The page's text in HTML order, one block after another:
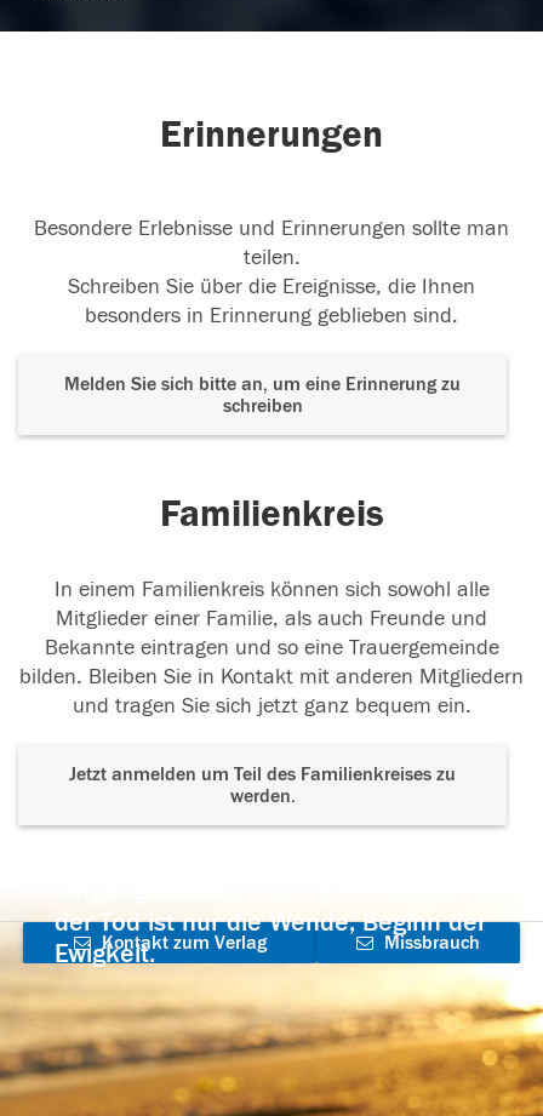
Erinnerungen
Besondere Erlebnisse und Erinnerungen sollte man
teilen.
Schreiben Sie über die Ereignisse, die Ihnen
besonders in Erinnerung geblieben sind.
Melden Sie sich bitte an, um eine Erinnerung zu
schreiben
Familienkreis
In einem Familienkreis können sich sowohl alle
Mitglieder einer Familie, als auch Freunde und
Bekannte eintragen und so eine Trauergemeinde
bilden. Bleiben Sie in Kontakt mit anderen Mitgliedern
und tragen Sie sich jetzt ganz bequem ein.
Jetzt anmelden um Teil des Familienkreises zu
werden.
der Tod ist nur die Wende, Beginn der
Ewigkeit.
Kontakt zum Verlag
aufnehmen
Missbrauch